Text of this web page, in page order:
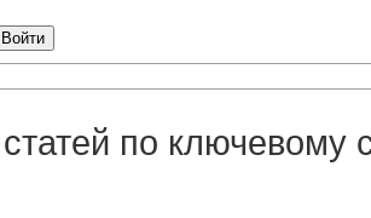
Войти
по ключевому